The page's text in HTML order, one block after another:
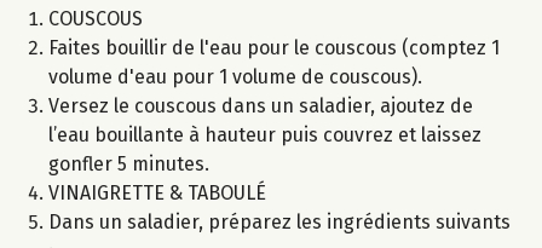
COUSCOUS
Faites bouillir de l'eau pour le couscous (comptez 1
volume d'eau pour 1 volume de couscous).
Versez le couscous dans un saladier, ajoutez de
l’eau bouillante à hauteur puis couvrez et laissez
gonfler 5 minutes.
VINAIGRETTE & TABOULÉ
Dans un saladier, préparez les ingrédients suivants